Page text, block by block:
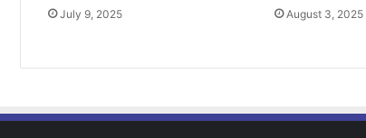
July 9, 2025 August 3, 2025